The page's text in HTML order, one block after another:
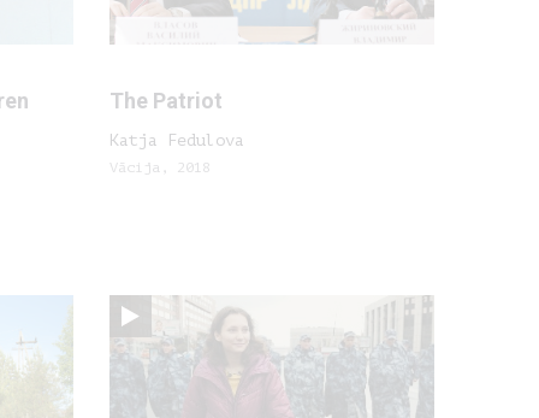
The Patriot
Katja Fedulova
Vācija, 2018